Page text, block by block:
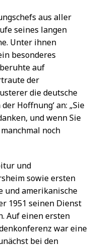
aus aller
seines langen
Unter ihnen
besonderes
auf
der
die deutsche
Hoffnung‘ an: „Sie
und wenn Sie
noch
und
sowie ersten
und amerikanische
1951 seinen Dienst
Auf einen ersten
war eine
bei den